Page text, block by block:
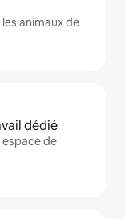
animaux de
dédié
espace de